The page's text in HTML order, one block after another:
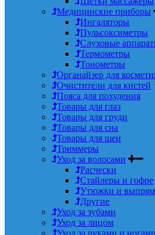
Медицинские приборы
Ингаляторы
Пульсоксиметры
Слуховые
Термометры
Тонометры
Органайзер для
Очистители для кистей
Пояса для похудения
Товары для глаз
Товары для груди
Товары для сна
Товары для шеи
Триммеры
Уход за волосами
Расчески
Стайлеры и гофре
Утюжки и
Другие
Уход за зубами
Уход за лицом
Уход за руками и ногами